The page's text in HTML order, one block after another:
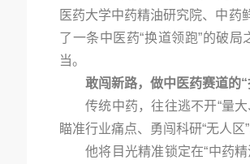
医药大学中药精油研究院、中药
了一条中医药“换道领跑”的破
当。
敢闯新路，做中医药赛道的“
传统中药，往往逃不开“量
瞄准行业痛点、勇闯科研“无人区
他将目光精准锁定在“中药